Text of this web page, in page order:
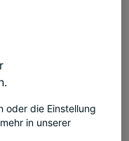
oder die Einstellung
in unserer